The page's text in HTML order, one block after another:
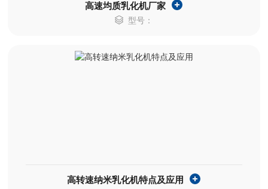
高速均质乳化机厂家
型号：
高转速纳米乳化机特点及应用